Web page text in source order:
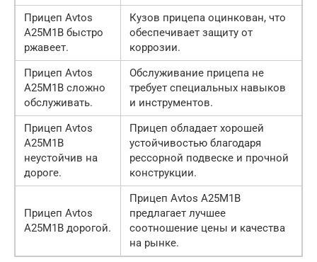
Прицеп Avtos
A25M1B быстро
ржавеет.
Кузов прицепа оцинкован, что
обеспечивает защиту от
коррозии.
Прицеп Avtos
A25M1B сложно
обслуживать.
Обслуживание прицепа не
требует специальных навыков
и инструментов.
Прицеп Avtos
A25M1B
неустойчив на
дороге.
Прицеп обладает хорошей
устойчивостью благодаря
рессорной подвеске и прочной
конструкции.
Прицеп Avtos
A25M1B дорогой.
Прицеп Avtos A25M1B
предлагает лучшее
соотношение цены и качества
на рынке.